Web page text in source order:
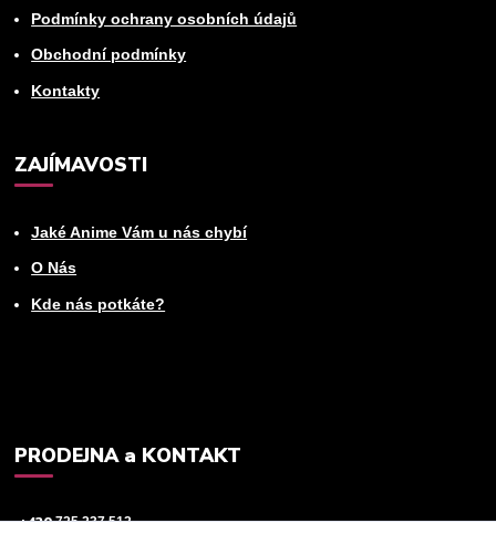
Podmínky ochrany osobních údajů
Obchodní podmínky
Kontakty
ZAJÍMAVOSTI
Jaké Anime Vám u nás chybí
O Nás
Kde nás potkáte?
PRODEJNA a KONTAKT
+420725 237 512